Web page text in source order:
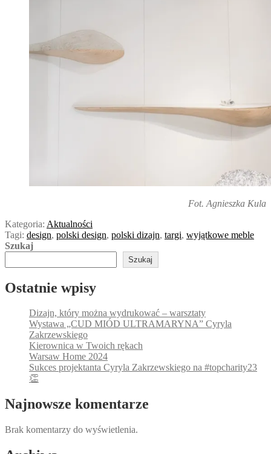
Fot. Agnieszka Kula
Kategoria: Aktualności
Tagi: design, polski design, polski dizajn, targi, wyjątkowe meble
Szukaj
Szukaj
Ostatnie wpisy
Dizajn, który można wydrukować – warsztaty
Wystawa „CUD MIÓD ULTRAMARYNA” Cyryla
Zakrzewskiego
Kierownica w Twoich rękach
Warsaw Home 2024
Sukces projektanta Cyryla Zakrzewskiego na #topcharity23
👏
Najnowsze komentarze
Brak komentarzy do wyświetlenia.